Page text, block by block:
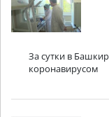
За сутки в
коронавирусом